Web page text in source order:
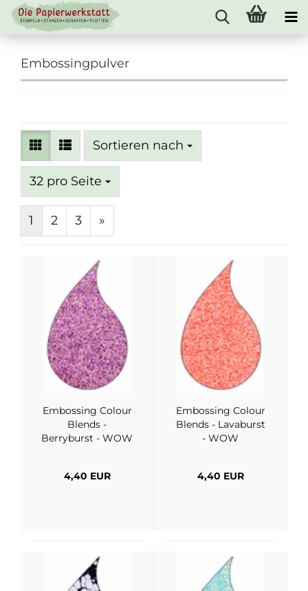
Embossingpulver
Sortieren nach
Sortieren nach
32 pro Seite
pro Seite
1 2 3 »
Embossing Colour
Blends -
Berryburst - WOW
4,40 EUR
Embossing Colour
Blends - Lavaburst
- WOW
4,40 EUR